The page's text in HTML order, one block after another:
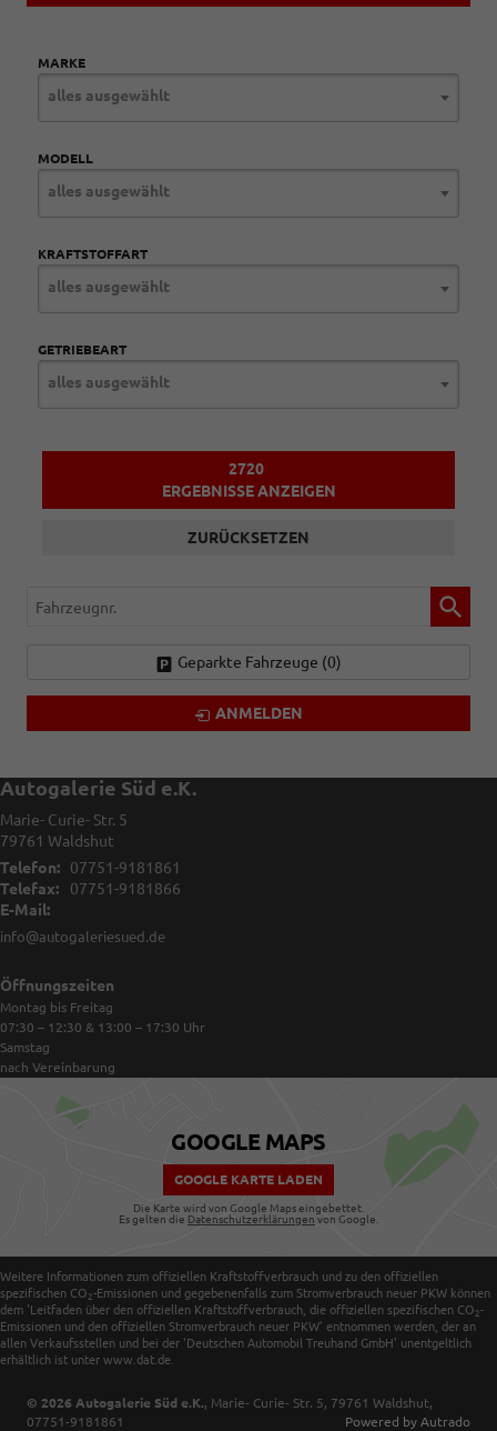
MARKE
alles ausgewählt
MODELL
alles ausgewählt
KRAFTSTOFFART
alles ausgewählt
GETRIEBEART
alles ausgewählt
2720
ERGEBNISSE ANZEIGEN
ZURÜCKSETZEN
Fahrzeugnr.
Geparkte Fahrzeuge (0)
ANMELDEN
Autogalerie Süd e.K.
Marie- Curie- Str. 5
79761 Waldshut
Telefon:
07751-9181861
Telefax:
07751-9181866
E-Mail:
info@autogaleriesued.de
Öffnungszeiten
Montag bis Freitag
07:30 – 12:30 & 13:00 – 17:30 Uhr
Samstag
nach Vereinbarung
GOOGLE MAPS
GOOGLE KARTE LADEN
Die Karte wird von Google Maps eingebettet.
Es gelten die Datenschutzerklärungen von Google.
Weitere Informationen zum offiziellen Kraftstoffverbrauch und zu den offiziellen
spezifischen CO 2-Emissionen und gegebenenfalls zum Stromverbrauch neuer PKW können
dem 'Leitfaden über den offiziellen Kraftstoffverbrauch, die offiziellen spezifischen CO 2-
Emissionen und den offiziellen Stromverbrauch neuer PKW' entnommen werden, der an
allen Verkaufsstellen und bei der 'Deutschen Automobil Treuhand GmbH' unentgeltlich
erhältlich ist unter www.dat.de.
© 2026 Autogalerie Süd e.K., Marie- Curie- Str. 5, 79761 Waldshut,
07751-9181861
Powered by Autrado